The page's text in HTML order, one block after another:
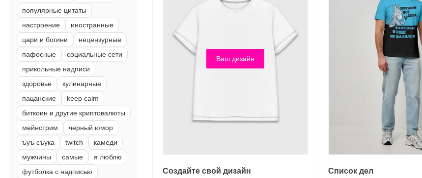
популярные цитаты
настроение
иностранные
цари и богини
нецензурные
пафосные
социальные сети
прикольные надписи
здоровье
кулинарные
пацанские
keep calm
биткоин и другие криптовалюты
мейнстрим
черный юмор
ъуъ съука
twitch
камеди
мужчины
самые
я люблю
футболка с надписью
Ваш дизайн
Создайте свой дизайн Список дел